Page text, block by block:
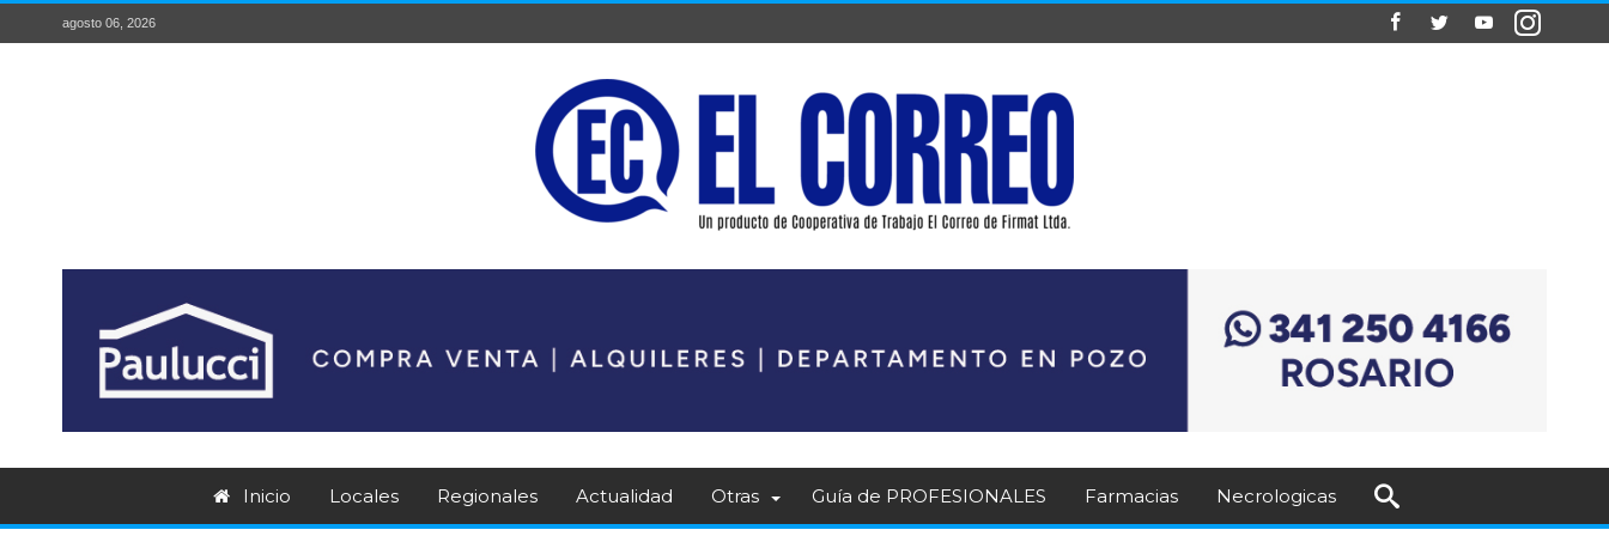
agosto 06, 2026
Inicio Locales Regionales Actualidad Otras Guía de PROFESIONALES Farmacias Necrologicas